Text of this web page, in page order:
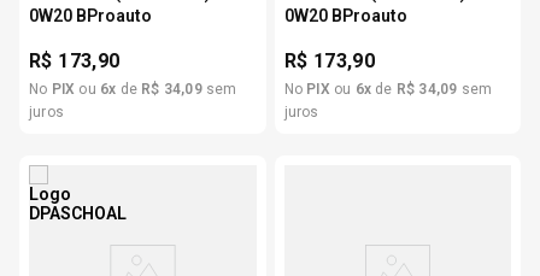
0W20 BProauto
R$ 173,90
No PIX ou 6x de R$ 34,09sem
juros
0W20 BProauto
R$ 173,90
No PIX ou 6xde R$ 34,09 sem
juros